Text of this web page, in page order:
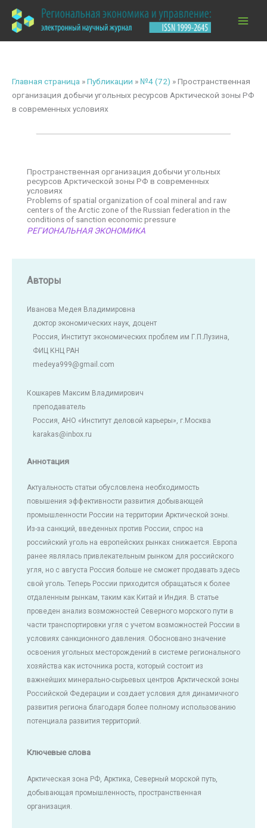
содержимому
Главная страница »Публикации » №4 (72) »Пространственная
организация добычи угольных ресурсов Арктической зоны РФ
в современных условиях
Пространственная организация добычи угольных
ресурсов Арктической зоны РФ в современных
условиях
Problems of spatial organization of coal mineral and raw
centers of the Arctic zone of the Russian federation in the
conditions of sanction economic pressure
РЕГИОНАЛЬНАЯ ЭКОНОМИКА
Авторы
Иванова Медея Владимировна
доктор экономических наук, доцент
Россия, Институт экономических проблем им Г.П.Лузина,
ФИЦ КНЦ РАН
medeya999@gmail.com
Кошкарев Максим Владимирович
преподаватель
Россия, АНО «Институт деловой карьеры», г.Москва
karakas@inbox.ru
Аннотация
Актуальность статьи обусловлена необходимость
повышения эффективности развития добывающей
промышленности России на территории Арктической зоны.
Из-за санкций, введенных против России, спрос на
российский уголь на европейских рынках снижается. Европа
ранее являлась привлекательным рынком для российского
угля, но с августа Россия больше не сможет продавать здесь
свой уголь. Теперь России приходится обращаться к более
отдаленным рынкам, таким как Китай и Индия. В статье
проведен анализ возможностей Северного морского пути в
части транспортировки угля с учетом возможностей России в
условиях санкционного давления. Обосновано значение
освоения угольных месторождений в системе регионального
хозяйства как источника роста, который состоит из
важнейших минерально-сырьевых центров Арктической зоны
Российской Федерации и создает условия для динамичного
развития региона благодаря более полному использованию
потенциала развития территорий.
Ключевые слова
Арктическая зона РФ, Арктика, Северный морской путь,
добывающая промышленность, пространственная
организация.